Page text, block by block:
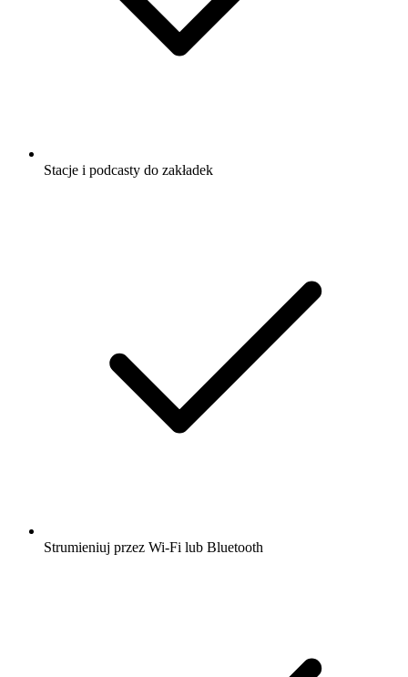
Stacje i podcasty do zakładek
Strumieniuj przez Wi-Fi lub Bluetooth